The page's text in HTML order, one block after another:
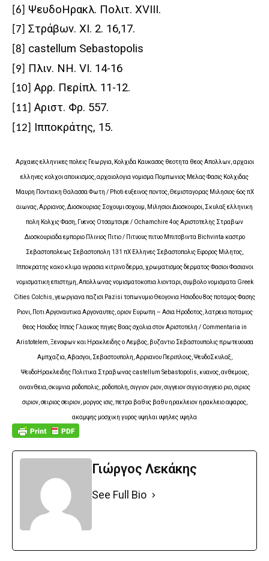
[6] ΨευδοΗρακλ. Πολιτ. XVIII.
[7] Στράβων. XI. 2. 16,17.
[8] castellum Sebastopolis
[9] Πλιν. NH. VI. 14-16
[10] Αρρ. Περίπλ. 11-12.
[11] Αριστ. Φρ. 557.
[12] Ιπποκράτης, 15.
Αρχαιες ελληνικες πολεις Γεωργια, Κολχιδα Καυκασος θεοτητα θεος Απολλων, αρχαιοι
ελληνες κολχοι αποικισμος, αρχαιολογια νομισμα Πομπωνιος Μελας Φασις Κολχιδας
Μαυρη Ποντιακη Θαλασσα Φωτη / Photi ευξεινος ποντος, Θεμισταγορας Μιλησιος 6ος πΧ
αιωνας, Αρριανος, Διοσκουριας Σοχουμι σοχουμ, Μιλησιοι Διοσκουροι, Σκυλαξ ελληνικη
πολη Κολχις Φαση, Γυενος Οτσαμτσιρε / Ochamchire 4ος Αριστοτελης Στραβων
Διοσκουριαδα εμποριο Πλινιος Πιτιο / Πιτυους πιτυο Μπιτσβιντα Bichvinta καστρο
Σεβαστοπολεως Σεβαστοπολη 131 πΧ Ελληνες Σεβαστοπολις Εφορος Μιλητος,
Ιπποκρατης κακο κλιμα υγρασια κιτρινο δερμα, χρωματισμος δερματος Φασιοι Φασιανοι
νομισματικη επιστημη, Απολλωνας νομισματοκοπια λιονταρι, συμβολο νομισματα Greek
Cities Colchis, γεωργιανα παζισι Pazisi τοπωνυμιο Θεογονια Ησιοδου 8ος ποταμος Φασης
Ριονι, Ποτι Αργοναυτικα Αργοναυτες, οριον Ευρωπη – Ασια Ηροδοτος, λατρεια ποταμιος
θεος Ησιοδος Ιππος Γλαυκος πηγες Βοας σχολια στον Αριστοτελη / Commentaria in
Aristotelem, Ξενοφων και Ηρακλειδης ο Λεμβος, βυζαντιο Σεβαστουπολις πρωτευουσα
Αμπχαζια, Αβασγοι, Σεβαστουπολη, Αρριανου Περιπλους, ΨευδοΣκυλαξ,
ΨευδοΗρακλειδης Πολιτικα Στραβωνας castellum Sebastopolis, κυανος, ανθεμους,
οινανθεια, σκυμνια ροδοπολις, ροδοπολη, σιγγιον ριον, σιγγειον σιγγιο σιγγειο ριο, σιριος
σιριον, σειριος σειριον, μοργος ισις, πετρα βαθυς βαθυ ηρακλειον ηρακλειο αψαρος,
ακαμψης μοσχικη γυρος υψηλαι υψηλες υψηλα
Γιώργος Λεκάκης
See Full Bio